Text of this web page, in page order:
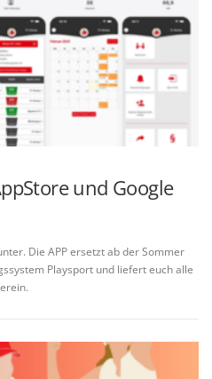
und Google
Die APP ersetzt ab der Sommer
Playsport und liefert euch alle